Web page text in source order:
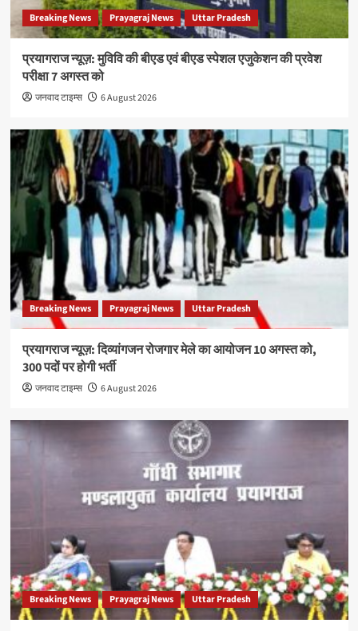
Breaking News Prayagraj News Uttar Pradesh
प्रयागराज न्यूज़: मुविवि की बीएड एवं बीएड स्पेशल एजुकेशन की प्रवेश
परीक्षा 7 अगस्त को
जनवाद टाइम्स 6 August 2026
Breaking News Prayagraj News Uttar Pradesh
प्रयागराज न्यूज़: दिव्यांगजन रोजगार मेले का आयोजन 10 अगस्त को,
300 पदों पर होगी भर्ती
जनवाद टाइम्स 6 August 2026
Breaking News Prayagraj News Uttar Pradesh